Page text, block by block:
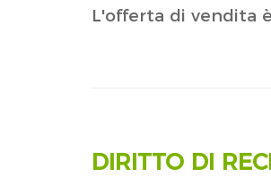
L'offerta di vendita
DIRITTO DI